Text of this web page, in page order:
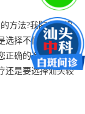
方法?我院专家提
选择不慎很可能会
正确的选择，我们
还是要选择汕头较